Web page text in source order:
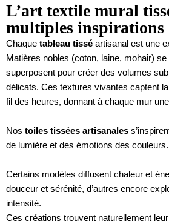
L’art textile mural
multiples inspirations
Chaque tableau tissé artisanal est une
Matières nobles (coton, laine, mohair)
superposent pour créer des volumes
délicats. Ces textures vivantes captent
fil des heures, donnant à chaque mur
Nos toiles tissées artisanales
de lumière et des émotions des couleurs.
Certains modèles diffusent chaleur et
douceur et sérénité, d’autres encore
intensité.
Ces créations trouvent naturellement